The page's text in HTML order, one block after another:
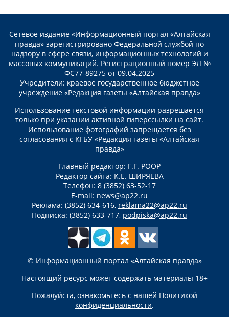
Сетевое издание «Информационный портал «Алтайская
правда» зарегистрировано Федеральной службой по
надзору в сфере связи, информационных технологий и
массовых коммуникаций. Регистрационный номер ЭЛ №
ФС77-89275 от 09.04.2025
Учредители: краевое государственное бюджетное
учреждение «Редакция газеты «Алтайская правда»
Использование текстовой информации разрешается
только при указании активной гиперссылки на сайт.
Использование фотографий запрещается без
согласования с КГБУ «Редакция газеты «Алтайская
правда»
Главный редактор: Г.Г. РООР
Редактор сайта: К.Е. ШИРЯЕВА
Телефон: 8 (3852) 63-52-17
E-mail: news@ap22.ru
Реклама: (3852) 634-616, reklama22@ap22.ru
Подписка: (3852) 633-717, podpiska@ap22.ru
© Информационный портал «Алтайская правда»
Настоящий ресурс может содержать материалы 18+
Пожалуйста, ознакомьтесь с нашей Политикой
конфиденциальности.